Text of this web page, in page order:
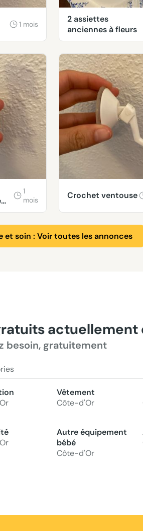
1 mois
2 assiettes
anciennes à fleurs
1
mois
Crochet ventouse
et soin : Voir toutes les annonces
actuellement
besoin, gratuitement
Vêtement
Côte-d'Or
Autre équipement
bébé
Côte-d'Or